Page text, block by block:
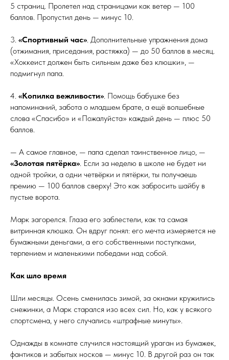
5 страниц. Пролетел над страницами как ветер — 100
баллов. Пропустил день — минус 10.
3. «Спортивный час». Дополнительные упражнения дома
(отжимания, приседания, растяжка) — до 50 баллов в месяц.
«Хоккеист должен быть сильным даже без клюшки», —
подмигнул папа.
4. «Копилка вежливости». Помощь бабушке без
напоминаний, забота о младшем брате, а ещё волшебные
слова «Спасибо» и «Пожалуйста» каждый день — плюс 50
баллов.
— А самое главное, — папа сделал таинственное лицо, —
«Золотая пятёрка». Если за неделю в школе не будет ни
одной тройки, а одни четвёрки и пятёрки, ты получаешь
премию — 100 баллов сверху! Это как забросить шайбу в
пустые ворота.
Марк загорелся. Глаза его заблестели, как та самая
витринная клюшка. Он вдруг понял: его мечта измеряется не
бумажными деньгами, а его собственными поступками,
терпением и маленькими победами над собой.
Как шло время
Шли месяцы. Осень сменилась зимой, за окнами кружились
снежинки, а Марк старался изо всех сил. Но, как у всякого
спортсмена, у него случались «штрафные минуты».
Однажды в комнате случился настоящий ураган из бумажек,
фантиков и забытых носков — минус 10. В другой раз он так